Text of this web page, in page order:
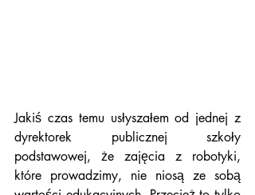
Jakiś czas temu usłyszałem od jednej z
dyrektorek publicznej szkoły
podstawowej, że zajęcia z robotyki,
które prowadzimy, nie niosą ze sobą